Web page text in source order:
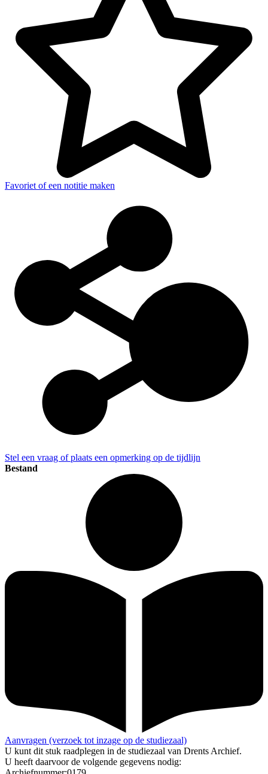
Favoriet of een notitie maken
Stel een vraag of plaats een opmerking op de tijdlijn
Bestand
Aanvragen (verzoek tot inzage op de studiezaal)
U kunt dit stuk raadplegen in de studiezaal van Drents Archief.
U heeft daarvoor de volgende gegevens nodig: